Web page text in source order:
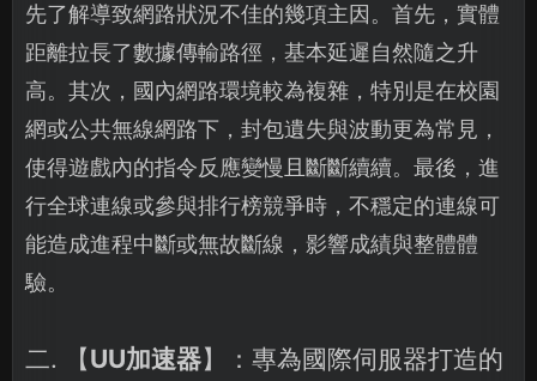
先了解導致網路狀況不佳的幾項主因。首先，實體
距離拉長了數據傳輸路徑，基本延遲自然隨之升
高。其次，國內網路環境較為複雜，特別是在校園
網或公共無線網路下，封包遺失與波動更為常見，
使得遊戲內的指令反應變慢且斷斷續續。最後，進
行全球連線或參與排行榜競爭時，不穩定的連線可
能造成進程中斷或無故斷線，影響成績與整體體
驗。
二. 【UU加速器】：專為國際伺服器打造的